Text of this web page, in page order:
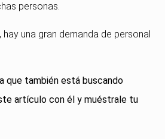
personas.
una gran demanda de personal
que también está buscando
artículo con él y muéstrale tu